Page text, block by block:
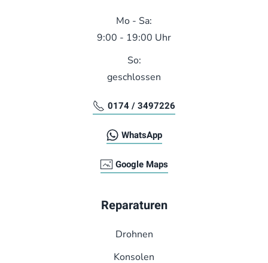
Mo - Sa:
9:00 - 19:00 Uhr
So:
geschlossen
0174 / 3497226
WhatsApp
Google Maps
Reparaturen
Drohnen
Konsolen